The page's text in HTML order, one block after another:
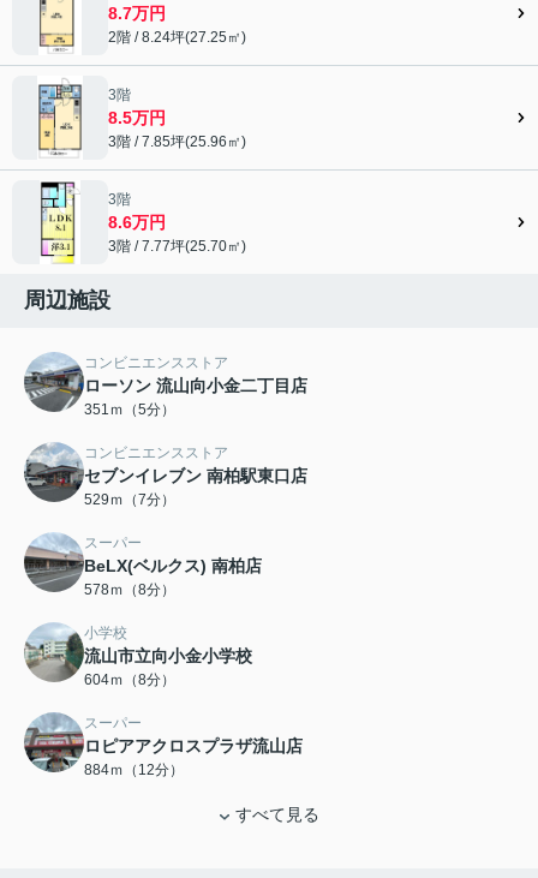
8.7万円
2階 / 8.24坪(27.25㎡)
3階
8.5万円
3階 / 7.85坪(25.96㎡)
3階
8.6万円
3階 / 7.77坪(25.70㎡)
周辺施設
コンビニエンスストア
ローソン 流山向小金二丁目店
351ｍ（5分）
コンビニエンスストア
セブンイレブン 南柏駅東口店
529ｍ（7分）
スーパー
BeLX(ベルクス) 南柏店
578ｍ（8分）
小学校
流山市立向小金小学校
604ｍ（8分）
スーパー
ロピアアクロスプラザ流山店
884ｍ（12分）
すべて見る